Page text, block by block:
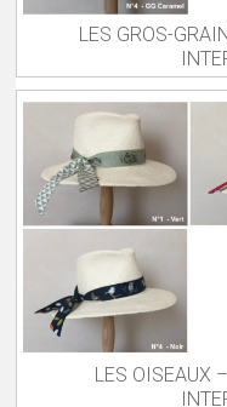
LES GROS-
LES OISEAUX